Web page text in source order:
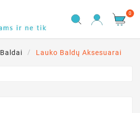
0
Baldai Lauko Baldų Aksesuarai